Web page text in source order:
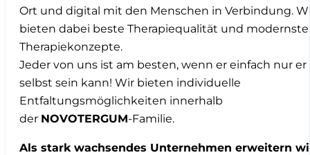
Ort und digital mit den Menschen in Verbindung.
bieten dabei beste Therapiequalität und modernste
Therapiekonzepte.
Jeder von uns ist am besten, wenn er einfach nur er
selbst sein kann! Wir bieten individuelle
Entfaltungsmöglichkeiten innerhalb
der NOVOTERGUM-Familie.
Als stark wachsendes Unternehmen erweitern